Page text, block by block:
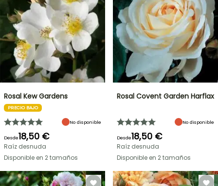
Rosal Kew Gardens
PRECIO BAJO
No disponible
Desde18,50 €
Raíz desnuda
Disponible en 2 tamaños
Rosal Covent Garden Harflax
No disponible
Desde18,50 €
Raíz desnuda
Disponible en 2 tamaños